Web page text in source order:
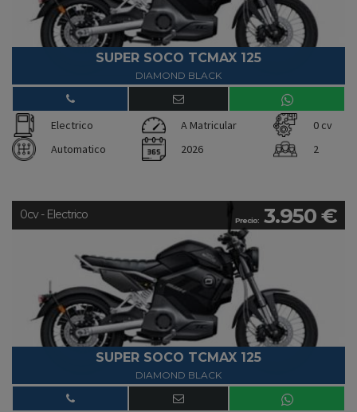
SUPER SOCO TCMAX 125
DIAMOND BLACK
Electrico A Matricular
0 cv
Automatico
2026 2
Precio: 3.950 €
0cv - Electrico
SUPER SOCO TCMAX 125
DIAMOND BLACK